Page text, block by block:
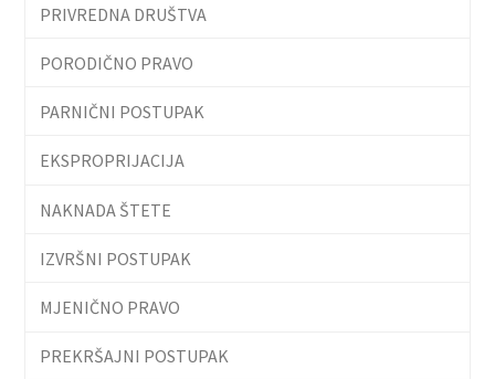
PRIVREDNA DRUŠTVA
PORODIČNO PRAVO
PARNIČNI POSTUPAK
EKSPROPRIJACIJA
NAKNADA ŠTETE
IZVRŠNI POSTUPAK
MJENIČNO PRAVO
PREKRŠAJNI POSTUPAK